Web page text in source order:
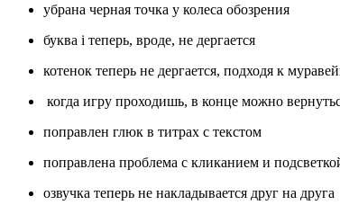
убрана черная точка у колеса обозрения
буква i теперь, вроде, не дергается
котенок теперь не дергается, подходя к
когда игру проходишь, в конце можно
поправлен глюк в титрах с текстом
поправлена проблема с кликанием и
озвучка теперь не накладывается друг на друга